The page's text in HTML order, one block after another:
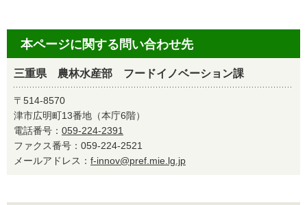
本ページに関する問い合わせ先
三重県 農林水産部 フードイノベーション課
〒514-8570
津市広明町13番地（本庁6階）
電話番号： 059-224-2391
ファクス番号：059-224-2521
メールアドレス： f-innov@pref.mie.lg.jp